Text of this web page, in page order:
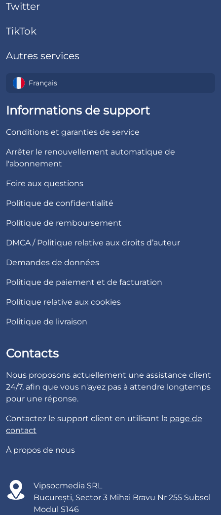
Twitter
TikTok
Autres services
Français
Informations de support
Conditions et garanties de service
Arrêter le renouvellement automatique de
l'abonnement
Foire aux questions
Politique de confidentialité
Politique de remboursement
DMCA / Politique relative aux droits d’auteur
Demandes de données
Politique de paiement et de facturation
Politique relative aux cookies
Politique de livraison
Contacts
Nous proposons actuellement une assistance client
24/7, afin que vous n'ayez pas à attendre longtemps
pour une réponse.
Contactez le support client en utilisant la page de
contact
À propos de nous
Vipsocmedia SRL
București, Sector 3 Mihai Bravu Nr 255 Subsol
Modul S146